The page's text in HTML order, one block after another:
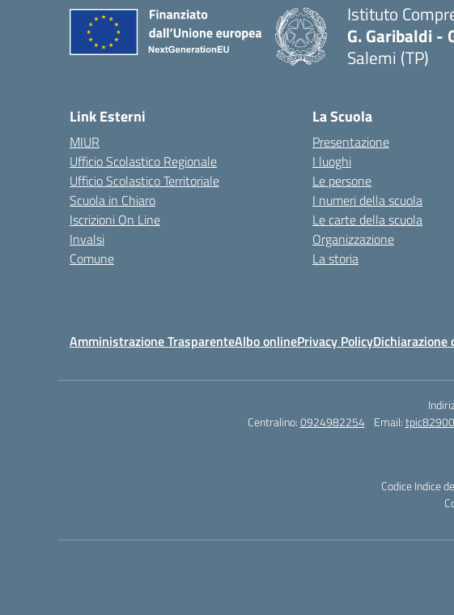
Istituto
G. Garibaldi -
Salemi (TP)
Link Esterni
MIUR
Ufficio Scolastico Regionale
Ufficio Scolastico Territoriale
Scuola in Chiaro
Iscrizioni On Line
Invalsi
Comune
La Scuola
Presentazione
I luoghi
Le persone
I numeri della scuola
Le carte della scuola
Organizzazione
La storia
Amministrazione TrasparenteAlbo onlinePrivacy Policy
Centralino:0924982254 Email:
Codice Indice